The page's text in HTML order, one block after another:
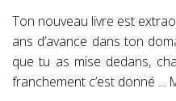
Ton nouveau livre est
ans d’avance dans ton
que tu as mise dedans,
franchement c’est donné ...